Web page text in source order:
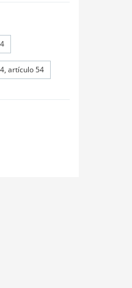
artículo 54